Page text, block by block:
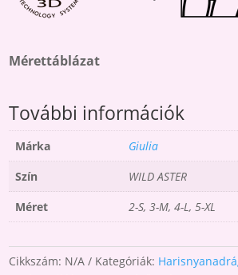
Mérettáblázat
További információk
Márka
Giulia
Szín
WILD ASTER
Méret
2-S, 3-M, 4-L, 5-XL
Cikkszám: N/A Kategóriák: